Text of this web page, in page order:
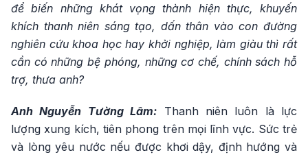
để biến những khát vọng thành hiện thực, khuyến
khích thanh niên sáng tạo, dấn thân vào con đường
nghiên cứu khoa học hay khởi nghiệp, làm giàu thì rất
cần có những bệ phóng, những cơ chế, chính sách hỗ
trợ, thưa anh?
Anh Nguyễn Tường Lâm: Thanh niên luôn là lực
lượng xung kích, tiên phong trên mọi lĩnh vực. Sức trẻ
và lòng yêu nước nếu được khơi dậy, định hướng và